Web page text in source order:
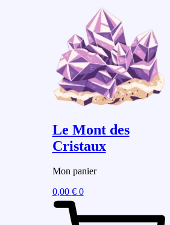
Le Mont des
Cristaux
Mon panier
0,00 € 0